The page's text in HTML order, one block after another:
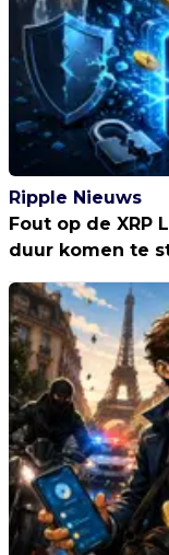
Ripple Nieuws
Fout op de XRP
duur komen te